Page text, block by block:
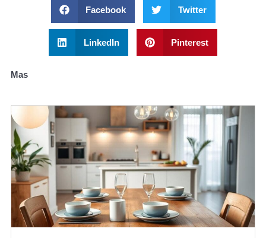
Facebook Twitter
LinkedIn Pinterest
Mas